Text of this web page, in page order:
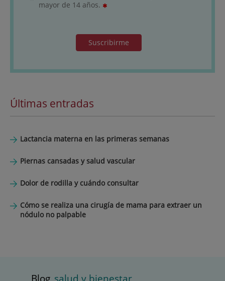
mayor de 14 años.
Suscribirme
Últimas entradas
Lactancia materna en las primeras semanas
Piernas cansadas y salud vascular
Dolor de rodilla y cuándo consultar
Cómo se realiza una cirugía de mama para extraer un
nódulo no palpable